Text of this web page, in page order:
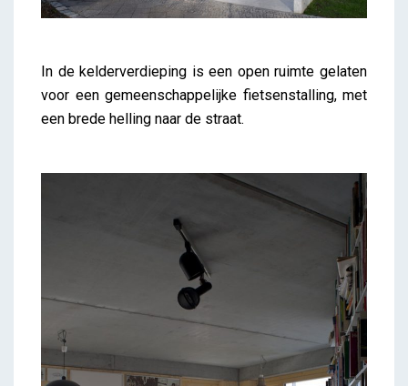
In de kelderverdieping is een open ruimte gelaten
voor een gemeenschappelijke fietsenstalling, met
een brede helling naar de straat.